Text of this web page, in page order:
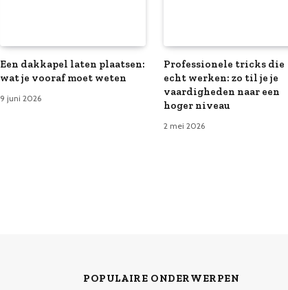
Een dakkapel laten plaatsen:
wat je vooraf moet weten
9 juni 2026
Professionele tricks die
echt werken: zo til je je
vaardigheden naar een
hoger niveau
2 mei 2026
POPULAIRE ONDERWERPEN